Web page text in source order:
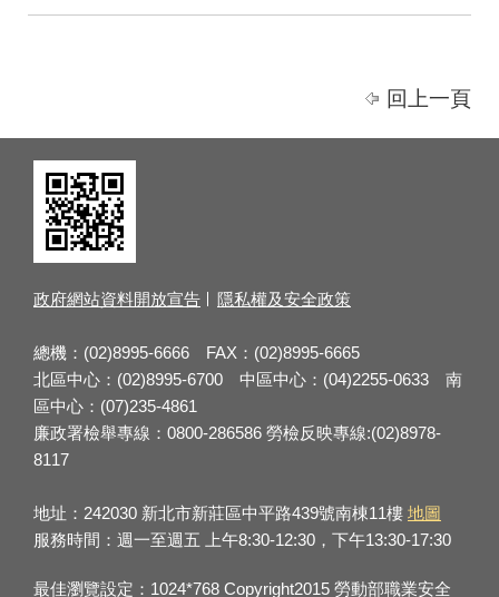
回上一頁
政府網站資料開放宣告 隱私權及安全政策
總機：(02)8995-6666 FAX：(02)8995-6665
北區中心：(02)8995-6700 中區中心：(04)2255-0633 南
區中心：(07)235-4861
廉政署檢舉專線：0800-286586 勞檢反映專線:(02)8978-
8117
地址：242030 新北市新莊區中平路439號南棟11樓 地圖
服務時間：週一至週五 上午8:30-12:30，下午13:30-17:30
最佳瀏覽設定：1024*768 Copyright2015 勞動部職業安全